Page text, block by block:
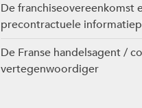
De franchiseovereenkomst
precontractuele
De Franse handelsagent /
vertegenwoordiger